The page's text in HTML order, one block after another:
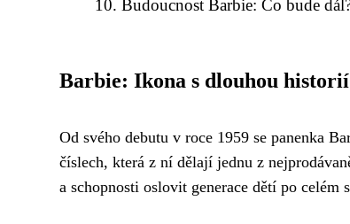
Budoucnost Barbie: Co bude
Barbie: Ikona s dlouhou historií
Od svého debutu v roce 1959 se panenka
číslech, která z ní dělají jednu z
a schopnosti oslovit generace dětí po celém